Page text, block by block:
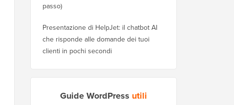
passo)
Presentazione di HelpJet: il chatbot AI
che risponde alle domande dei tuoi
clienti in pochi secondi
Guide WordPress utili